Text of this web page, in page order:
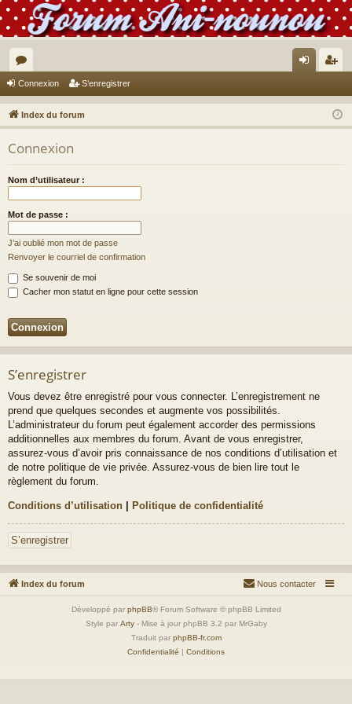
or
u
m
s
ne
xi
nr
eg
Connexion S’enregistrer
Index du forum
Connexion
Nom d’utilisateur :
Mot de passe :
J’ai oublié mon mot de passe
Renvoyer le courriel de confirmation
Se souvenir de moi
Cacher mon statut en ligne pour cette session
S’enregistrer
Vous devez être enregistré pour vous connecter. L’enregistrement ne
prend que quelques secondes et augmente vos possibilités.
L’administrateur du forum peut également accorder des permissions
additionnelles aux membres du forum. Avant de vous enregistrer,
assurez-vous d’avoir pris connaissance de nos conditions d’utilisation et
de notre politique de vie privée. Assurez-vous de bien lire tout le
règlement du forum.
Conditions d’utilisation Politique de confidentialité
S’enregistrer
Index du forum Nous contacter
Développé par phpBB® Forum Software © phpBB Limited
Style par Arty- Mise à jour phpBB 3.2 par MrGaby
Traduit par phpBB-fr.com
Confidentialité | Conditions